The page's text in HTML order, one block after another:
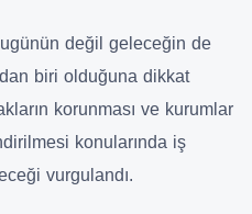
değil geleceğin de
biri olduğuna dikkat
korunması ve kurumlar
konularında iş
vurgulandı.